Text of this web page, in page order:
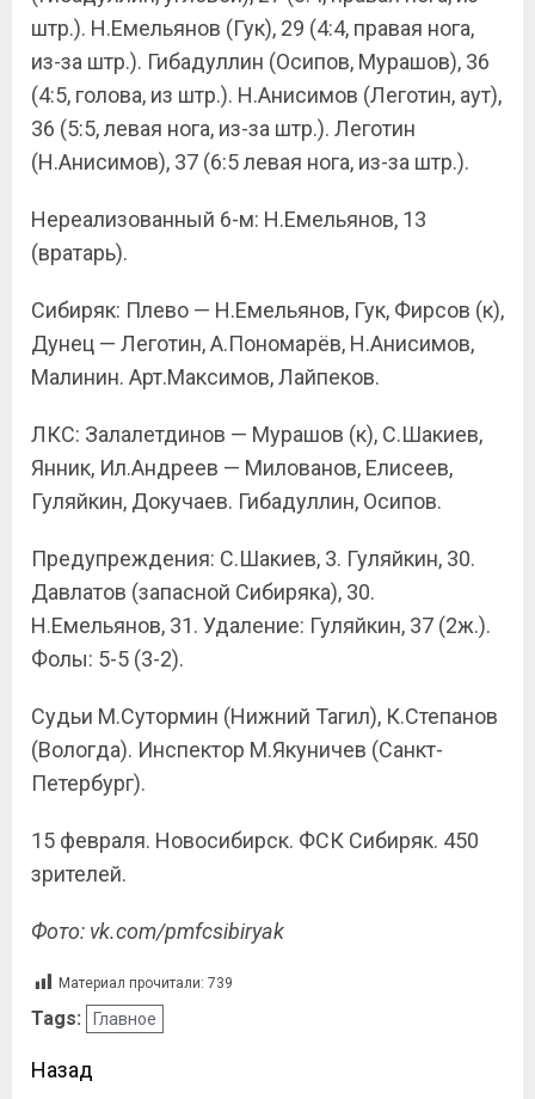
штр.). Н.Емельянов (Гук), 29 (4:4, правая нога,
из-за штр.). Гибадуллин (Осипов, Мурашов), 36
(4:5, голова, из штр.). Н.Анисимов (Леготин, аут),
36 (5:5, левая нога, из-за штр.). Леготин
(Н.Анисимов), 37 (6:5 левая нога, из-за штр.).
Нереализованный 6-м: Н.Емельянов, 13
(вратарь).
Сибиряк: Плево — Н.Емельянов, Гук, Фирсов (к),
Дунец — Леготин, А.Пономарёв, Н.Анисимов,
Малинин. Арт.Максимов, Лайпеков.
ЛКС: Залалетдинов — Мурашов (к), С.Шакиев,
Янник, Ил.Андреев — Милованов, Елисеев,
Гуляйкин, Докучаев. Гибадуллин, Осипов.
Предупреждения: С.Шакиев, 3. Гуляйкин, 30.
Давлатов (запасной Сибиряка), 30.
Н.Емельянов, 31. Удаление: Гуляйкин, 37 (2ж.).
Фолы: 5-5 (3-2).
Судьи М.Сутормин (Нижний Тагил), К.Степанов
(Вологда). Инспектор М.Якуничев (Санкт-
Петербург).
15 февраля. Новосибирск. ФСК Сибиряк. 450
зрителей.
Фото: vk.com/pmfcsibiryak
Материал прочитали: 739
Tags: Главное
Назад